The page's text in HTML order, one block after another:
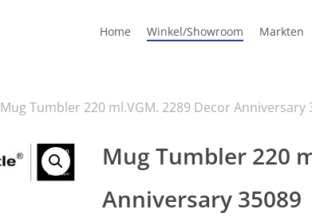
Home Winkel/Showroom Markten
Mug Tumbler 220 ml.VGM. 2289 Decor Anniversary
Mug Tumbler 220
Anniversary 35089